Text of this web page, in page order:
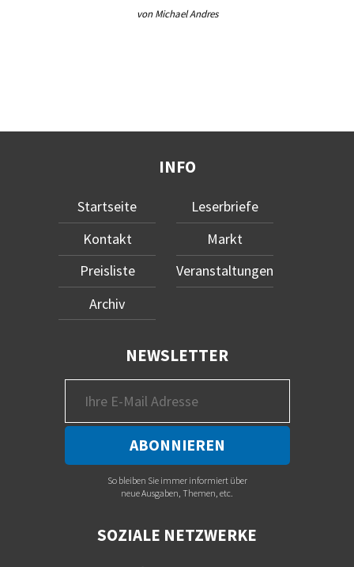
von Michael Andres
INFO
Startseite
Kontakt
Preisliste
Archiv
Leserbriefe
Markt
Veranstaltungen
NEWSLETTER
So bleiben Sie immer informiert über
neue Ausgaben, Themen, etc.
SOZIALE NETZWERKE